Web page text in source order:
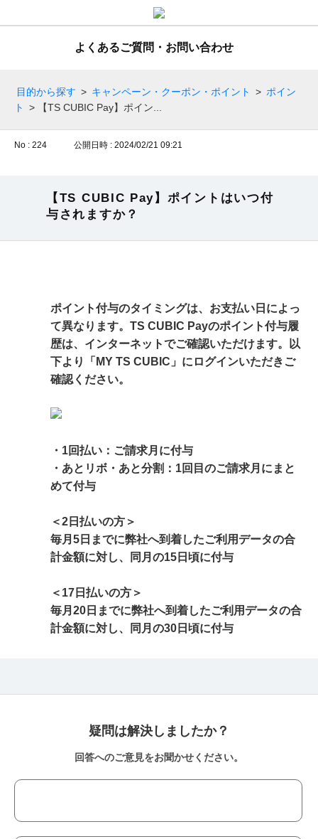
よくあるご質問・お問い合わせ
目的から探す > キャンペーン・クーポン・ポイント > ポイン
ト
> 【TS CUBIC Pay】ポイン...
No : 224 公開日時 : 2024/02/21 09:21
【TS CUBIC Pay】ポイントはいつ付
与されますか？
ポイント付与のタイミングは、お支払い日によっ
て異なります。TS CUBIC Payのポイント付与履
歴は、インターネットでご確認いただけます。以
下より「MY TS CUBIC」にログインいただきご
確認ください。
・1回払い：ご請求月に付与
・あとリボ・あと分割：1回目のご請求月にまと
めて付与
＜2日払いの方＞
毎月5日までに弊社へ到着したご利用データの合
計金額に対し、同月の15日頃に付与
＜17日払いの方＞
毎月20日までに弊社へ到着したご利用データの合
計金額に対し、同月の30日頃に付与
疑問は解決しましたか？
回答へのご意見をお聞かせください。